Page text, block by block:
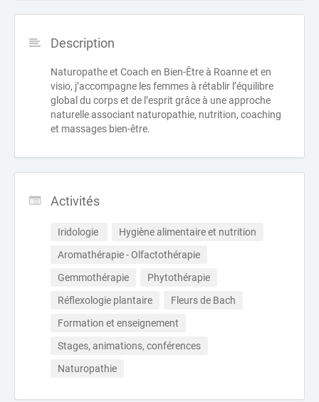
Description
Naturopathe et Coach en Bien-Être à Roanne et en
visio, j’accompagne les femmes à rétablir l’équilibre
global du corps et de l’esprit grâce à une approche
naturelle associant naturopathie, nutrition, coaching
et massages bien-être.
Activités
Iridologie
Hygiène alimentaire et nutrition
Aromathérapie - Olfactothérapie
Gemmothérapie
Phytothérapie
Réflexologie plantaire
Fleurs de Bach
Formation et enseignement
Stages, animations, conférences
Naturopathie